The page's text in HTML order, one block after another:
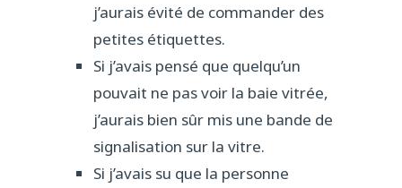
j’aurais évité de commander des
petites étiquettes.
Si j’avais pensé que quelqu’un
pouvait ne pas voir la baie vitrée,
j’aurais bien sûr mis une bande de
signalisation sur la vitre.
Si j’avais su que la personne